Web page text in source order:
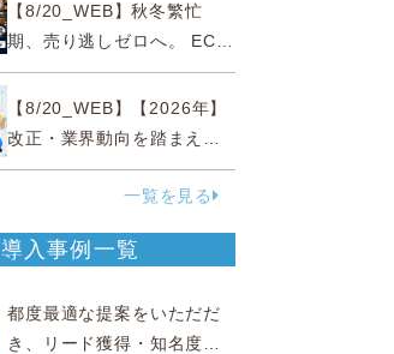
【8/20_WEB】秋冬繁忙
期、売り逃しゼロへ。 EC運
営効率化と機会損失を防ぐ
『直前チェックポイント』
【8/20_WEB】【2026年】
改正・業界動向を踏まえて
事例で理解 健食・機能
性“あいまいゾーン”大攻略セ
一覧を見る
導入事例一覧
都度最適な提案をいただだ
き、リード獲得・知名度向